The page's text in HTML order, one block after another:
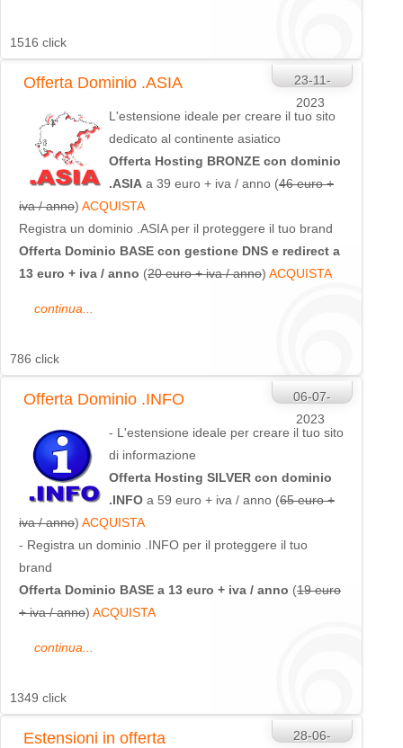
1516 click
23-11-
2023
Offerta Dominio .ASIA
L'estensione ideale per creare il tuo sito
dedicato al continente asiatico
Offerta Hosting BRONZE con dominio
.ASIA a 39 euro + iva / anno (46 euro +
iva / anno) ACQUISTA
Registra un dominio .ASIA per il proteggere il tuo brand
Offerta Dominio BASE con gestione DNS e redirect a
13 euro + iva / anno (20 euro + iva / anno) ACQUISTA
continua...
786 click
06-07-
2023
Offerta Dominio .INFO
- L'estensione ideale per creare il tuo sito
di informazione
Offerta Hosting SILVER con dominio
.INFO a 59 euro + iva / anno (65 euro +
iva / anno) ACQUISTA
- Registra un dominio .INFO per il proteggere il tuo
brand
Offerta Dominio BASE a 13 euro + iva / anno (19 euro
+ iva / anno) ACQUISTA
continua...
1349 click
28-06-
Estensioni in offerta